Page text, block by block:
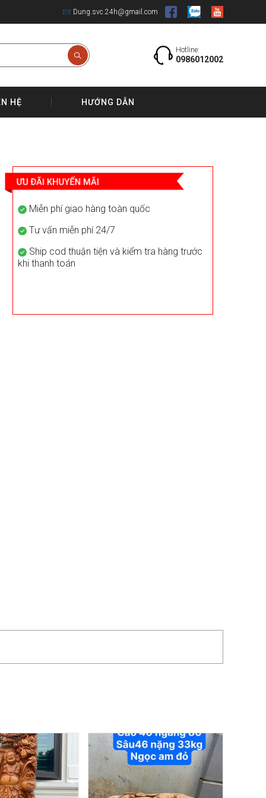
Dung.svc.24h@gmail.com
Hotline:
0986012002
HỆ HƯỚNG DẪN
Miễn phí giao hàng toàn quốc
Tư vấn miễn phí 24/7
Ship cod thuận tiện và kiểm tra hàng trước
khi thanh toán